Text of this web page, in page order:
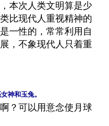
本次人类文明算是少
比现代人重视精神的
一性的，常常利用自
，不象现代人只着重
神和玉兔。
？可以用意念使月球